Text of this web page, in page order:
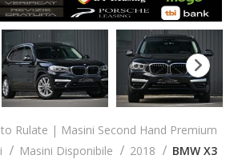
Rulate | Masini Second Hand Premium
Masini Disponibile 2018
BMW X3